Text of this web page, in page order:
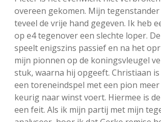
overeen gekomen. Mijn
teveel de vrije hand gegeven. Ik heb
op e4 tegenover een slechte loper.
speelt enigszins passief en na het
mijn pionnen op de koningsvleugel
stuk, waarna hij opgeeft. Christiaan
een toreneindspel met een pion
keurig naar winst voert. Hiermee is
een feit. Als ik mijn partij met mijn